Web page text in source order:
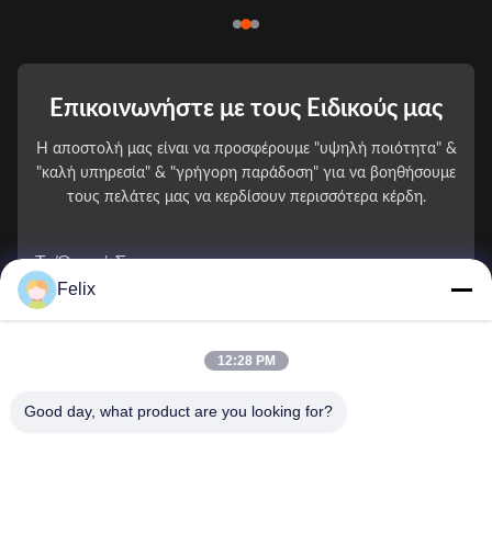
Επικοινωνήστε με τους Ειδικούς μας
Η αποστολή μας είναι να προσφέρουμε "υψηλή ποιότητα" &
"καλή υπηρεσία" & "γρήγορη παράδοση" για να βοηθήσουμε
τους πελάτες μας να κερδίσουν περισσότερα κέρδη.
Το Όνομά Σας
*
Felix
12:28 PM
Good day, what product are you looking for?